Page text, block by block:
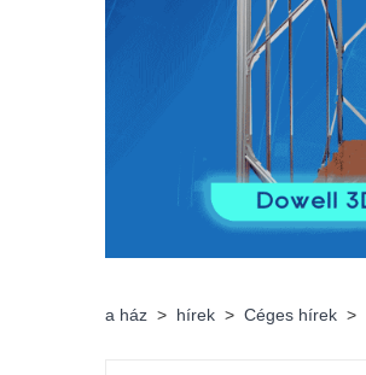
a ház > hírek > Céges hírek >